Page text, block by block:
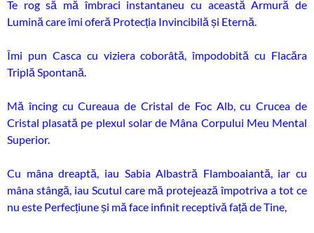
Te rog să mă îmbraci instantaneu cu această Armură de
Lumină care îmi oferă Protecția Invincibilă și Eternă.
Îmi pun Casca cu viziera coborâtă, împodobită cu Flacăra
Triplă Spontană.
Mă încing cu Cureaua de Cristal de Foc Alb, cu Crucea de
Cristal plasată pe plexul solar de Mâna Corpului Meu Mental
Superior.
Cu mâna dreaptă, iau Sabia Albastră Flamboaiantă, iar cu
mâna stângă, iau Scutul care mă protejează împotriva a tot ce
nu este Perfecțiune și mă face infinit receptivă față de Tine,